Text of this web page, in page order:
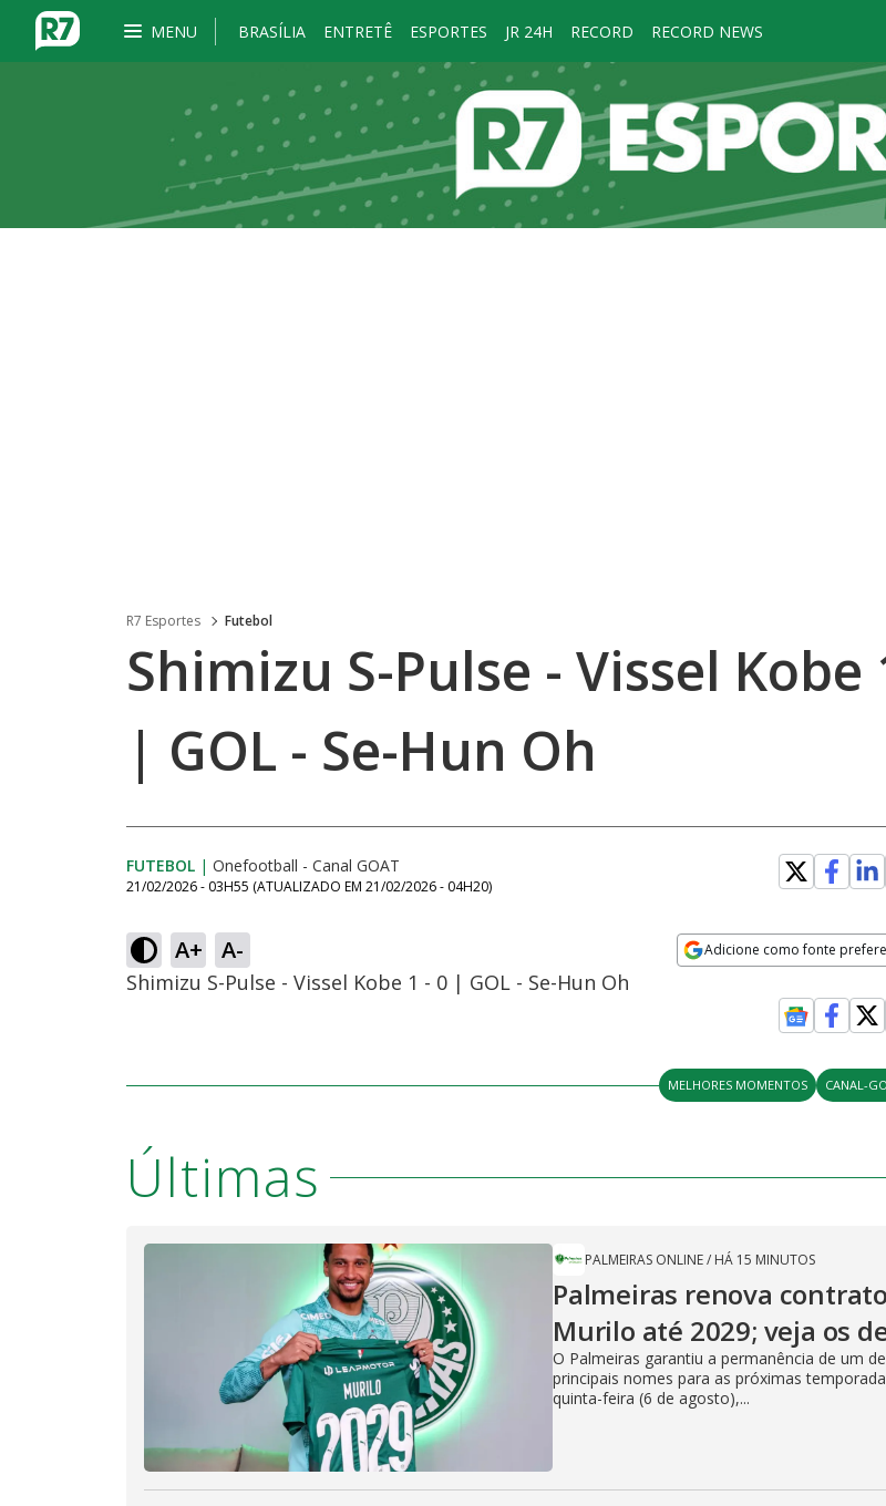
MENU BRASÍLIA ENTRETÊ ESPORTES JR 24H RECORD RECORD NEWS
R7 Esportes Futebol
Shimizu S-Pulse - Vissel Kobe
| GOL - Se-Hun Oh
FUTEBOL | Onefootball - Canal GOAT
21/02/2026 - 03H55 (ATUALIZADO EM 21/02/2026 - 04H20)
A+ A- Adicione como fonte
Shimizu S-Pulse - Vissel Kobe 1 - 0 | GOL - Se-Hun Oh
MELHORES MOMENTOS CANAL-
Últimas
PALMEIRAS ONLINE/ HÁ 15 MINUTOS
Palmeiras renova
Murilo até 2029; veja os
O Palmeiras garantiu a permanência de um
principais nomes para as próximas
quinta-feira (6 de agosto),...